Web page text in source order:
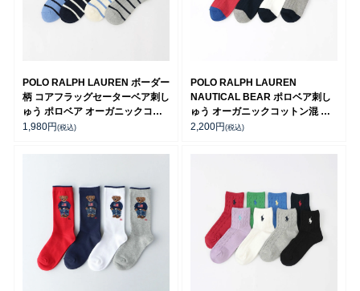
POLO RALPH LAUREN ボーダー
柄 コアフラッグセーターベア刺し
ゅう ポロベア オーガニックコッ
トン混 クルー丈 レディース ソッ
1,980円 (税込)
POLO RALPH LAUREN
NAUTICAL BEAR ポロベア刺し
ゅう オーガニックコットン混 日
本製 クルー丈 カジュアル ソック
2,200円 (税込)